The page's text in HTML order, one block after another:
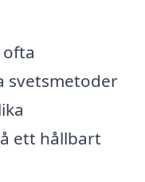
ofta
svetsmetoder
ett hållbart